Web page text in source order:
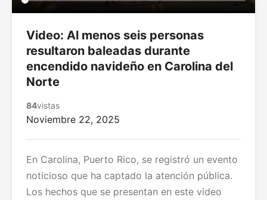
Video: Al menos seis personas
resultaron baleadas durante
encendido navideño en Carolina del
Norte
84vistas
Noviembre 22, 2025
En Carolina, Puerto Rico, se registró un evento
noticioso que ha captado la atención pública.
Los hechos que se presentan en este video